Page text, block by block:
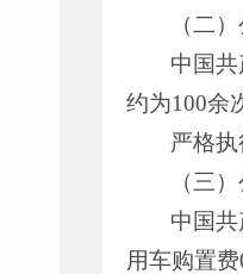
（二
中国
约为100余
严格
（三
中国
用车购置